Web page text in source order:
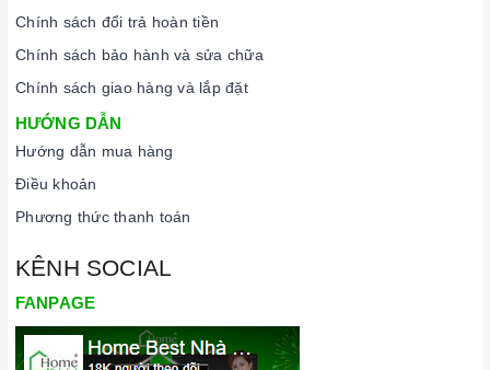
Chính sách đổi trả hoàn tiền
Chính sách bảo hành và sửa chữa
Chính sách giao hàng và lắp đặt
HƯỚNG DẪN
Hướng dẫn mua hàng
Điều khoản
Phương thức thanh toán
KÊNH SOCIAL
FANPAGE